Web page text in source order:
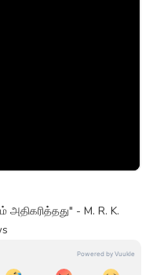
- M. R. K.